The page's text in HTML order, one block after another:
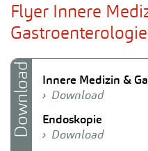
Flyer Innere
Gastroenterologie
Download
Innere Medizin &
Download
Endoskopie
Download